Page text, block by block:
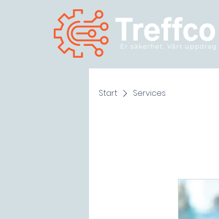
Start Services